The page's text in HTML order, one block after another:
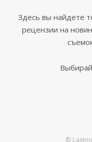
Здесь вы найдете
рецензии на
©